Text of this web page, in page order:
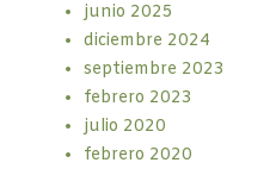
junio 2025
diciembre 2024
septiembre 2023
febrero 2023
julio 2020
febrero 2020